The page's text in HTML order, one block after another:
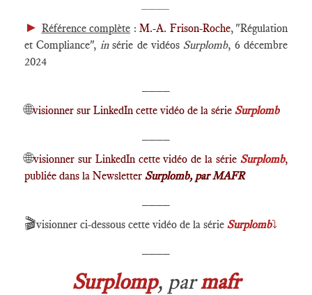
► Référence complète : M.-A. Frison-Roche, "Régulation
et Compliance", insérie de vidéosSurplomb, 6 décembre
2024
🌐visionner sur LinkedIn cette vidéo de la série Surplomb
🌐visionner sur LinkedIn cette vidéo de la sérieSurplomb,
publiée dans la Newsletter Surplomb, par MAFR
🎬visionner ci-dessous cette vidéo de la série Surplomb⤵️
Surplomp, parmafr